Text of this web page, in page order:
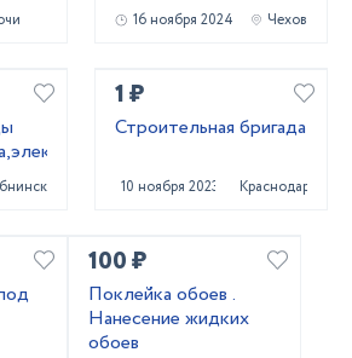
16 ноября 2024 Чехов
1 ₽
Строительная бригада
10 ноября 2023 Краснодар
100 ₽
Поклейка обоев .
Нанесение жидких
обоев